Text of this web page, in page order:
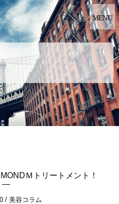
Ｍトリートメント！
美容コラム
MENU